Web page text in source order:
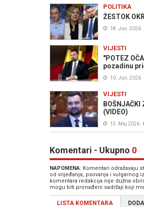
POLITIKA
ŽESTOK
18. Jun. 2026
VIJESTI
"POTEZ
pozadinu
10. Jun. 2026
VIJESTI
(VIDEO)
15. Maj 2026
Komentari - Ukupno 0
NAPOMENA: Komentari odražavaju
od vrijeđanja, psovanja i vulgarnog
komentara redakcija nije dužna
mogu biti pronađeni sadržaji koji
LISTA KOMENTARA